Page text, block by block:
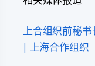
上合组织前秘
| 上海合作组织